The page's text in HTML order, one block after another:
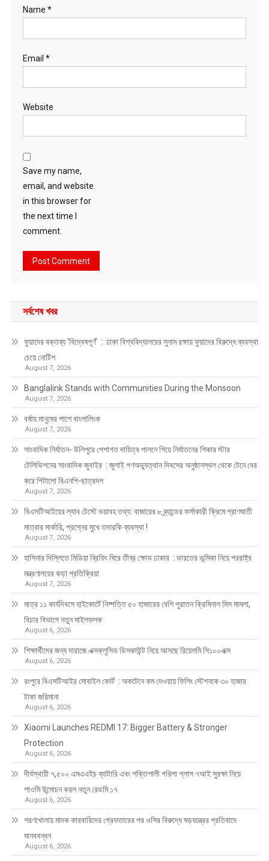
Name *
Email *
Website
Save my name,
email, and website
in this browser for
the next time I
comment.
সর্বশেষ খবর
ফুয়াদের বক্তব্য ‘বিদ্বেষপূর্ণ’ : ঢাকা বিশ্ববিদ্যালয়ের সুনাম রক্ষায় ফুয়াদের বিরুদ্ধে ব্যবস্থা
চেয়ে নোটিশ
August 7, 2026
Banglalink Stands with Communities During the Monsoon
August 7, 2026
বর্ষায় মানুষের পাশে বাংলালিংক
August 7, 2026
সাংবাদিক নির্যাতন- উলিপুরে পেশাগত দায়িত্ব পালনে গিয়ে নির্যাতনের শিকার স্টার
টেলিভিশনের সাংবাদিক জুবাইর : জুলাই গণঅভ্যুত্থান দিবসের অনুষ্ঠানস্থল থেকে টেনে বের
করে পিটালো বিএনপি-ছাত্রদল
August 7, 2026
বিএসটিআইয়ের ল্যাব টেস্টে ভয়াবহ তথ্য: বাজারের ৮ ব্র্যান্ডের ফর্সাকারী ক্রিমে প্রাণঘাতী
মাত্রার মার্কারি, প্রশ্নের মুখে তদারকি ব্যবস্থা !
August 7, 2026
হাসিনার দিল্লিতে মিডিয়া ব্রিফিং ঘিরে তীব্র ক্ষোভ ঢাকার : ভারতের ভূমিকা নিয়ে পররাষ্ট্র
মন্ত্রণালয়ের কড়া প্রতিক্রিয়া
August 7, 2026
মাত্র ১১ কার্যদিবসে হাইকোর্টে নিষ্পত্তি ৫০ হাজারের বেশি পুরাতন ক্রিমিনাল মিস মামলা,
বিচার বিভাগে নতুন মাইলফলক
August 6, 2026
শিক্ষার্থীদের জন্য দারাজে এক্সক্লুসিভ ডিসকাউন্ট নিয়ে আসছে রিয়েলমি সি১০০এক্স
August 6, 2026
রংপুরে বিএসটিআইর মোবাইল কোর্ট : অকটেনে কম দেওয়ায় ফিলিং স্টেশনকে ৩০ হাজার
টাকা জরিমানা
August 6, 2026
Xiaomi Launches REDMI 17: Bigger Battery & Stronger
Protection
August 6, 2026
দীর্ঘস্থায়ী ৭,৫০০ এমএএইচ ব্যাটারি এবং শক্তিশালী গরিলা গ্লাস ৭আই সুরক্ষা নিয়ে
শাওমি উন্মোচন করল নতুন রেডমি ১৭
August 6, 2026
শরণখোলায় মাদক কারবারিদের গ্রেফতারের পর ওসির বিরুদ্ধে ষড়যন্ত্রের প্রতিবাদে
মানববন্ধন
August 6, 2026